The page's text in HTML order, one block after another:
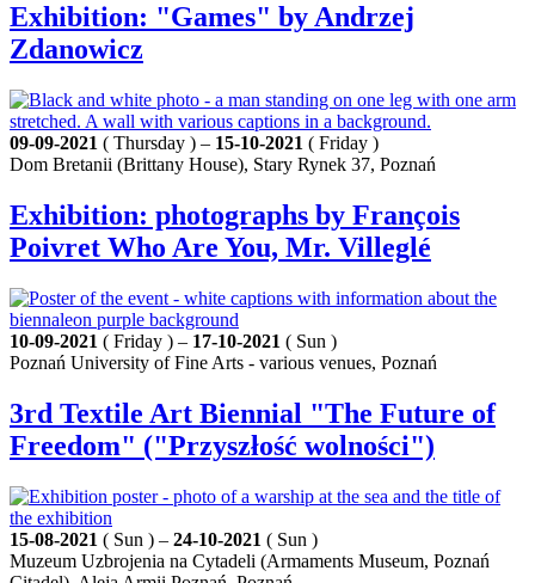
Exhibition: "Games" by Andrzej
Zdanowicz
09-09-2021 ( Thursday ) – 15-10-2021 ( Friday )
Dom Bretanii (Brittany House), Stary Rynek 37, Poznań
Exhibition: photographs by François
Poivret Who Are You, Mr. Villeglé
10-09-2021 ( Friday ) – 17-10-2021 ( Sun )
Poznań University of Fine Arts - various venues, Poznań
3rd Textile Art Biennial "The Future of
Freedom" ("Przyszłość wolności")
15-08-2021 ( Sun ) – 24-10-2021 ( Sun )
Muzeum Uzbrojenia na Cytadeli (Armaments Museum, Poznań